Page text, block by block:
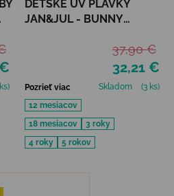
DETSKÉ UV PLAVKY
JAN&JUL - BUNNY
32,21 €
37,90 €
Pozrieť viac Skladom
(3 ks)
12 mesiacov
18 mesiacov
3 roky
4 roky
5 rokov